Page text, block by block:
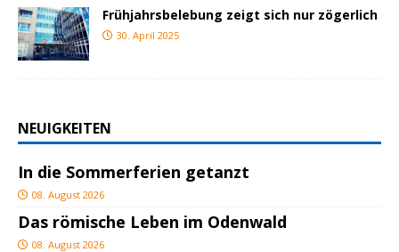
Frühjahrsbelebung zeigt sich nur zögerlich
30. April 2025
NEUIGKEITEN
In die Sommerferien getanzt
08. August 2026
Das römische Leben im Odenwald
08. August 2026